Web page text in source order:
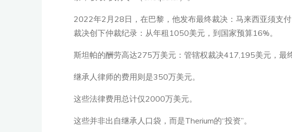
2022年2月28日，在巴黎，他发布最终裁决：马来西亚须支
裁决创下仲裁纪录：从年租1050美元，到国家预算16%。
斯坦帕的酬劳高达275万美元：管辖权裁决417,195美元，最
继承人律师的费用则是350万美元。
这些法律费用总计仅2000万美元。
这些并非出自继承人口袋，而是Therium的“投资”。